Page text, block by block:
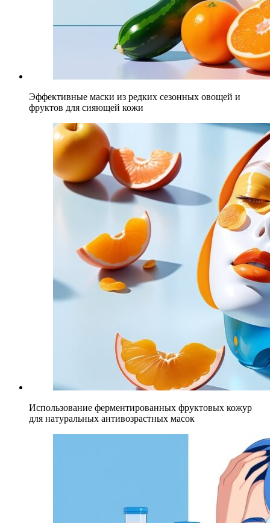
Эффективные маски из редких сезонных овощей и
фруктов для сияющей кожи
Использование ферментированных фруктовых кожур
для натуральных антивозрастных масок